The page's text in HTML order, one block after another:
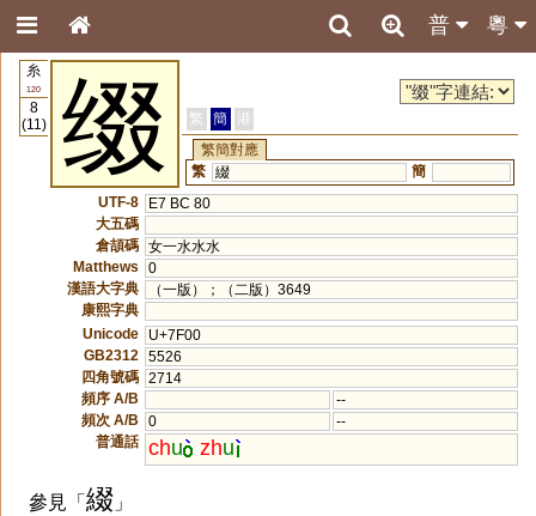
粵
普
糸
120
8
(11)
缀 繁 簡
港
繁簡對應
繁 綴
簡
UTF-8
E7 BC 80
大五碼
倉頡碼 女一水水水
Matthews
0
漢語大字典
（一版）；（二版）3649
康熙字典
Unicode
U+7F00
GB2312
5526
四角號碼 2714
頻序 A/B
--
頻次 A/B
0
--
普通話 chu zhu
參見「綴」